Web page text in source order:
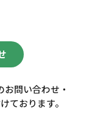
問い合わせ・
ております。